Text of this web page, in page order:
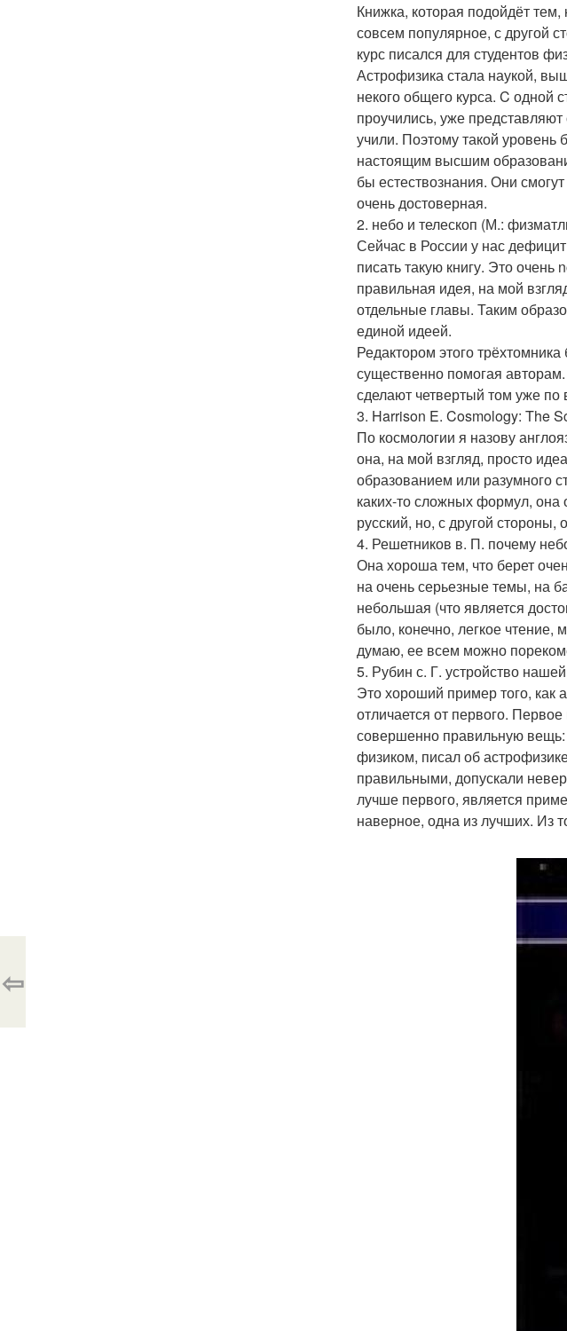
Книжка, которая подойдёт тем,
совсем популярное, с другой
курс писался для студентов
Астрофизика стала наукой,
некого общего курса. C одной
проучились, уже
учили. Поэтому такой уровень
настоящим высшим
бы естествознания. Они
очень достоверная.
2. небо и телескоп (М.:
Сейчас в России у нас
писать такую книгу. Это
правильная идея, на мой
отдельные главы. Таким
единой идеей.
Редактором этого
существенно помогая
сделают четвертый том уже по
3. Harrison E. Cosmology: The
По космологии я назову
она, на мой взгляд, просто
образованием или разумного
каких-то сложных формул,
русский, но, с другой стороны,
4. Решетников в. П. почему
Она хороша тем, что берет
на очень серьезные темы, на
небольшая (что является
было, конечно, легкое чтение,
думаю, ее всем можно
5. Рубин с. Г. устройство
Это хороший пример того, как
отличается от первого.
совершенно правильную вещь:
физиком, писал об
правильными, допускали
лучше первого, является
наверное, одна из лучших. Из
⇦